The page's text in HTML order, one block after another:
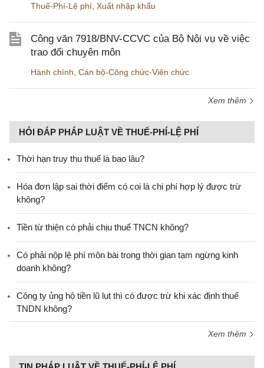
Thuế-Phí-Lệ phí Xuất nhập khẩu
Công văn 7918/BNV-CCVC của Bộ Nội vụ về việc
trao đổi chuyên môn
Hành chính Cán bộ-Công chức-Viên chức
Xem thêm
HỎI ĐÁP PHÁP LUẬT VỀ THUẾ-PHÍ-LỆ PHÍ
Thời hạn truy thu thuế là bao lâu?
Hóa đơn lập sai thời điểm có coi là chi phí hợp lý được trừ
không?
Tiền từ thiện có phải chịu thuế TNCN không?
Có phải nộp lệ phí môn bài trong thời gian tạm ngừng kinh
doanh không?
Công ty ủng hộ tiền lũ lụt thì có được trừ khi xác định thuế
TNDN không?
Xem thêm